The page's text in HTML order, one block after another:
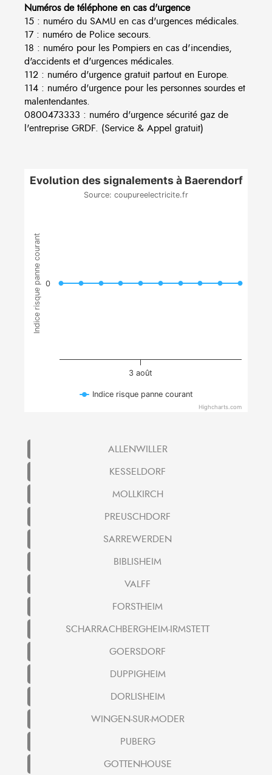
Numéros de téléphone en cas d'urgence
15 : numéro du SAMU en cas d'urgences médicales.
17 : numéro de Police secours.
18 : numéro pour les Pompiers en cas d'incendies,
d'accidents et d'urgences médicales.
112 : numéro d'urgence gratuit partout en Europe.
114 : numéro d'urgence pour les personnes sourdes et
malentendantes.
0800473333 : numéro d'urgence sécurité gaz de
l'entreprise GRDF. (Service & Appel gratuit)
Indice risque panne courant
Evolution des signalements à Baerendorf
Source: coupureelectricite.fr
3 août
0
Indice risque panne courant
Highcharts.com
ALLENWILLER
KESSELDORF
MOLLKIRCH
PREUSCHDORF
SARREWERDEN
BIBLISHEIM
VALFF
FORSTHEIM
SCHARRACHBERGHEIM-IRMSTETT
GOERSDORF
DUPPIGHEIM
DORLISHEIM
WINGEN-SUR-MODER
PUBERG
GOTTENHOUSE